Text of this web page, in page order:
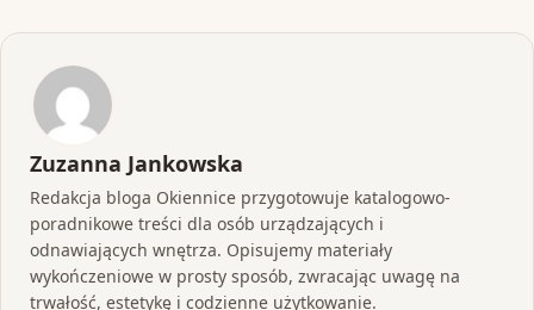
Zuzanna Jankowska
Redakcja bloga Okiennice przygotowuje katalogowo-
poradnikowe treści dla osób urządzających i
odnawiających wnętrza. Opisujemy materiały
wykończeniowe w prosty sposób, zwracając uwagę na
trwałość, estetykę i codzienne użytkowanie.